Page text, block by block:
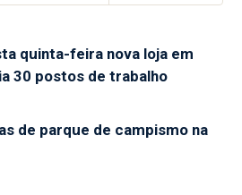
quinta-feira nova loja em
30 postos de trabalho
de parque de campismo na